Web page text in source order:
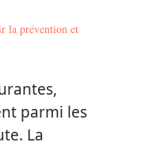
la prévention et
parmi les
La